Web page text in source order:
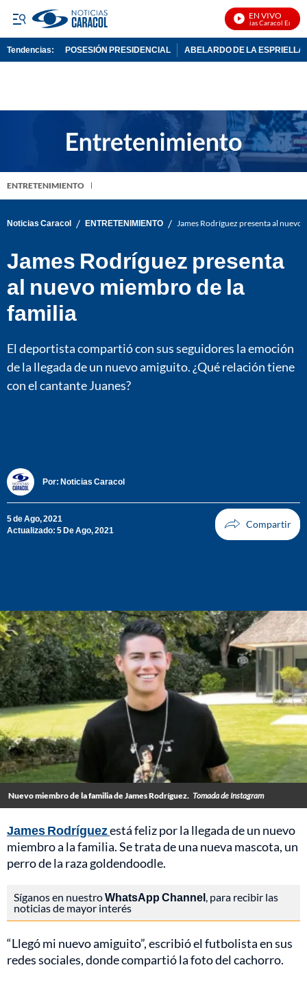
EN VIVO
Noticias Caracol En Vivo
Tendencias: POSESIÓN PRESIDENCIAL ABELARDO DE LA ESPRIELLA
ENTRETENIMIENTO
Noticias Caracol / ENTRETENIMIENTO / James Rodríguez presenta al nuevo
James Rodríguez presenta
al nuevo miembro de la
familia
El deportista compartió con sus seguidores la emoción
de la llegada de un nuevo amiguito. ¿Qué relación tiene
con el cantante Juanes?
Por: Noticias Caracol
5 de Ago, 2021
Actualizado: 5 De Ago, 2021
Nuevo miembro de la familia de James Rodríguez. Tomada de Instagram
James Rodríguezestá feliz por la llegada de un nuevo
miembro a la familia. Se trata de una nueva mascota, un
perro de la raza goldendoodle.
Síganos en nuestroWhatsApp Channel, para recibir las
noticias de mayor interés
“Llegó mi nuevo amiguito”, escribió el futbolista en sus
redes sociales, donde compartió la foto del cachorro.